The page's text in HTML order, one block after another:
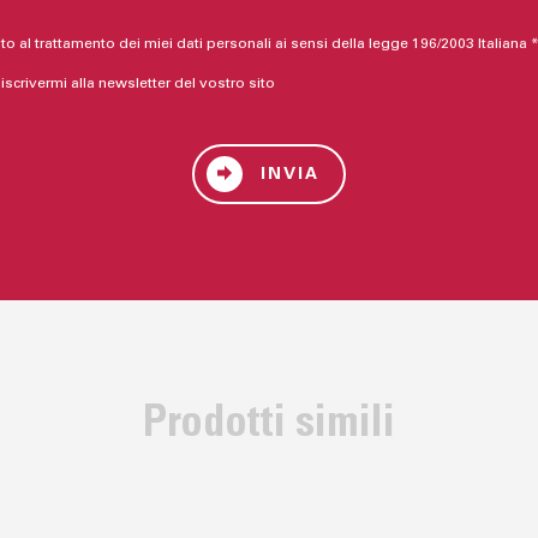
al trattamento dei miei dati personali ai sensi della legge 196/2003 Italiana *
alla newsletter del vostro sito
INVIA
Prodotti simili